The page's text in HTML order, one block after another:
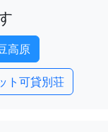
高原
ト可貸別荘